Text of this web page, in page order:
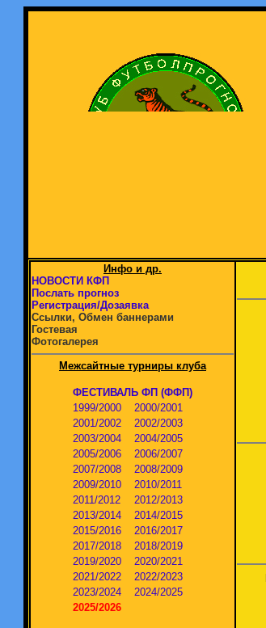
Инфо и др.
НОВОСТИ КФП
Послать прогноз
Регистрация/Дозаявка
Ссылки, Обмен баннерами
Гостевая
Фотогалерея
Межсайтные турниры клуба
ФЕСТИВАЛЬ ФП (ФФП)
1999/2000
2000/2001
2001/2002
2002/2003
2003/2004
2004/2005
2005/2006
2006/2007
2007/2008
2008/2009
2009/2010
2010/2011
2011/2012
2012/2013
2013/2014
2014/2015
2015/2016
2016/2017
2017/2018
2018/2019
2019/2020
2020/2021
2021/2022
2022/2023
2023/2024
2024/2025
2025/2026